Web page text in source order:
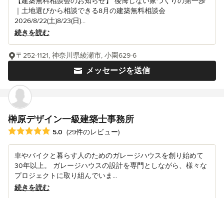
｜土地選びから相談できる8月の建築無料相談会
2026/8/22(土)8/23(日)...
続きを読む
メッセージを送信
〒252-1121, 神奈川県綾瀬市, 小園629-6
榊原デザイン一級建築士事務所
平均評価：5つ星中 星5
5.0 (29件のレビュー)
車やバイクと暮らす人のためのガレージハウスを創り始めて
30年以上。 ガレージハウスの設計を専門としながら、様々な
プロジェクトに取り組んでいま...
続きを読む